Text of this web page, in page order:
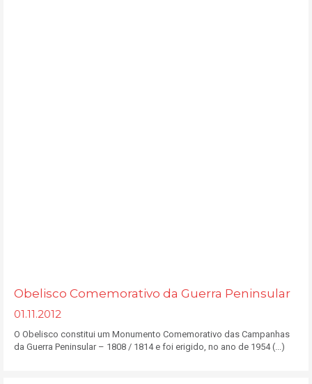
Obelisco Comemorativo da Guerra Peninsular
01.11.2012
O Obelisco constitui um Monumento Comemorativo das Campanhas
da Guerra Peninsular – 1808 / 1814 e foi erigido, no ano de 1954 (...)